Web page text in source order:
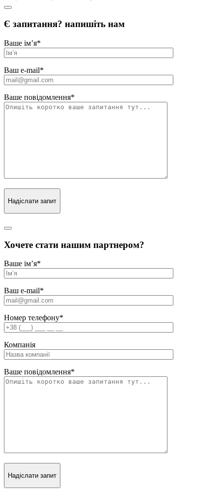
Є запитання? напишіть нам
Ваше ім’я*
Ваш e-mail*
Ваше повідомлення*
Надіслати запит
Хочете стати нашим партнером?
Ваше ім’я*
Ваш e-mail*
Номер телефону*
Компанія
Ваше повідомлення*
Надіслати запит